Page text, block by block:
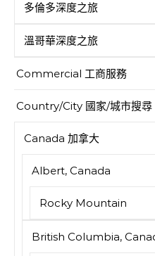
多倫多深度之旅
溫哥華深度之旅
Commercial 工商服務
Country/City 國家/城市搜尋
Canada 加拿大
Albert, Canada
Rocky Mountain
British Columbia,